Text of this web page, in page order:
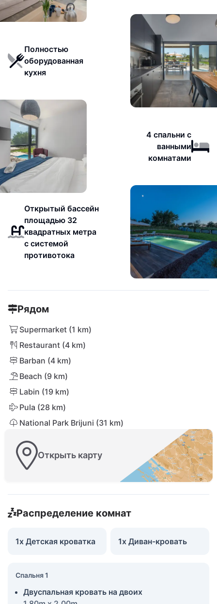
Полностью
оборудованная
кухня
4 спальни с
ванными
комнатами
Открытый бассейн
площадью 32
квадратных метра
с системой
противотока
Рядом
Supermarket (1 km)
Restaurant (4 km)
Barban (4 km)
Beach (9 km)
Labin (19 km)
Pula (28 km)
National Park Brijuni (31 km)
Открыть карту
Распределение комнат
1x Детская кроватка 1x Диван-кровать
Спальня 1
Двуспальная кровать на двоих